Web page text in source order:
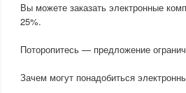
Вы можете заказать электронные
25%.
Поторопитесь — предложение
Зачем могут понадобиться